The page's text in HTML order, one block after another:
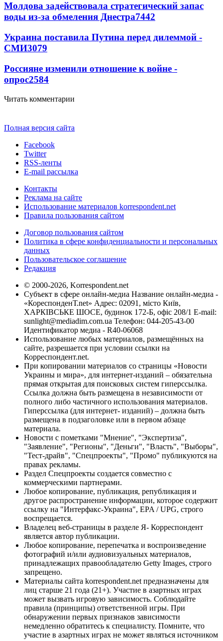
Молдова задействовала стратегический запас
воды из-за обмеления Днестра7442
Украина поставила Путина перед дилеммой -
СМИ3079
Россияне изменили отношение к войне -
опрос2584
Читать комментарии
Полная версия сайта
Facebook
Twitter
RSS-ленты
E-mail рассылка
Контакты
Реклама на сайте
Использование материалов korrespondent.net
Правила пользования сайтом
Договор пользования сайтом
Политика в сфере конфиденциальности и персональных
данных
Пользовательское соглашение
Редакция
© 2000-2026, Korrespondent.net
Субъект в сфере онлайн-медиа Название онлайн-медиа -
«КореспонденТ.net» Адрес: 02091, місто Київ,
ХАРКІВСЬКЕ ШОСЕ, будинок 172-Б, офіс 208/1 E-mail:
sunlight@mediadim.com.ua Телефон: 044-205-43-00
Идентификатор медиа - R40-06068
Использование любых материалов, размещённых на
сайте, разрешается при условии ссылки на
Корреспондент.net.
При копировании материалов со страницы «Новости
Украины и мира», для интернет-изданий – обязательна
прямая открытая для поисковых систем гиперссылка.
Ссылка должна быть размещена в независимости от
полного либо частичного использования материалов.
Гиперссылка (для интернет- изданий) – должна быть
размещена в подзаголовке или в первом абзаце
материала.
Новости с пометками "Мнение", "Экспертиза",
"Заявление", "Регионы", "Деньги", "Власть", "Выборы",
"Тест-драйв", "Спецпроекты", "Промо" публикуются на
правах рекламы.
Раздел Спецпроекты создается совместно с
коммерческими партнерами.
Любое копирование, публикация, републикация и
другое распространение информации, которое содержит
ссылку на "Интерфакс-Украина", EPA / UPG, строго
воспрещается.
Владелец веб-страницы в разделе Я- Корреспондент
является автор публикации.
Любое копирование, перепечатка и воспроизведение
фотографий и/или аудиовизуальных материалов,
принадлежащих правообладателю Getty Images, строго
запрещено.
Материалы сайта korrespondent.net предназначены для
лиц старше 21 года (21+). Участие в азартных играх
может вызвать игровую зависимость. Соблюдайте
правила (принципы) ответственной игры. При
обнаружении первых признаков зависимости
немедленно обратитесь к специалисту. Помните, что
участие в азартных играх не может являться источником